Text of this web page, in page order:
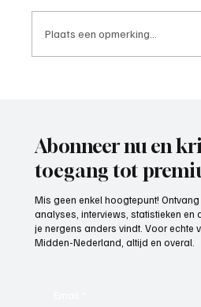
Niek van Kesteren
Plaats een opmerking...
Abonneer nu en
toegang tot
Mis geen enkel hoogtepunt!
analyses, interviews, statistieken en
je nergens anders vindt. Voor echte
Midden-Nederland, altijd en overal.